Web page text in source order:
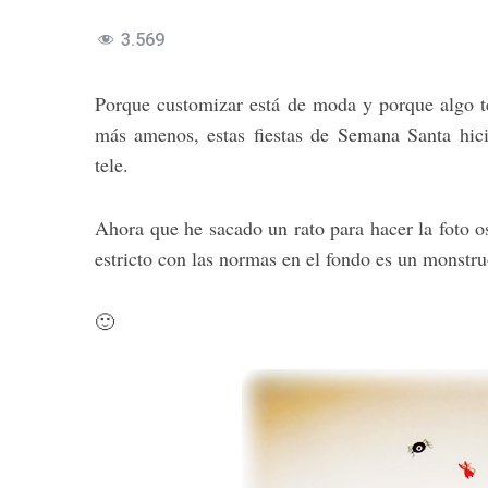
3.569
Porque customizar está de moda y porque algo
más amenos, estas fiestas de Semana Santa
tele.
Ahora que he sacado un rato para hacer la foto
estricto con las normas en el fondo es un
🙂